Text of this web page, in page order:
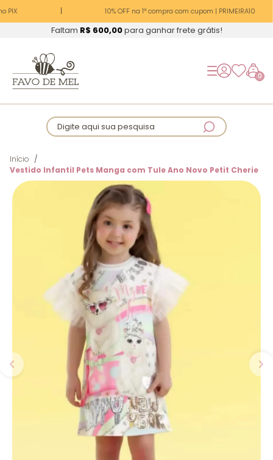
PIX 10% OFF na 1ª compra com cupom | PRIMEIRA10
Faltam R$ 600,00para ganhar frete grátis!
0
Digite aqui sua pesquisa
Início
Vestido Infantil Pets Manga com Tule Ano Novo Petit Cherie